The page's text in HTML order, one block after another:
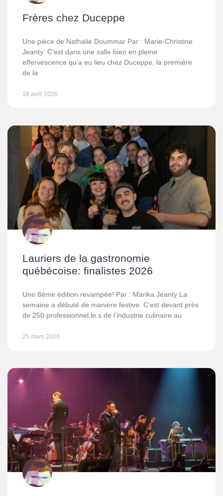
Frères chez Duceppe
Une pièce de Nathalie Doummar Par : Marie-Christine
Jeanty C’est dans une salle bien en pleine
effervescence qu’a eu lieu chez Duceppe, la première
de la
18 avril 2026
Lauriers de la gastronomie
québécoise: finalistes 2026
Une 8ème édition revampée! Par : Marika Jeanty La
semaine a débuté de manière festive. C’est devant près
de 250 professionnel.le.s de l’industrie culinaire au
25 mars 2026